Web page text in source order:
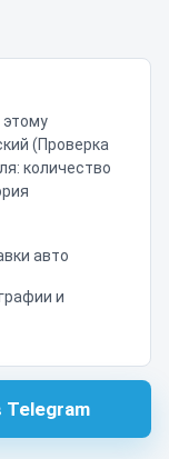
(Проверка
количество
авто
и